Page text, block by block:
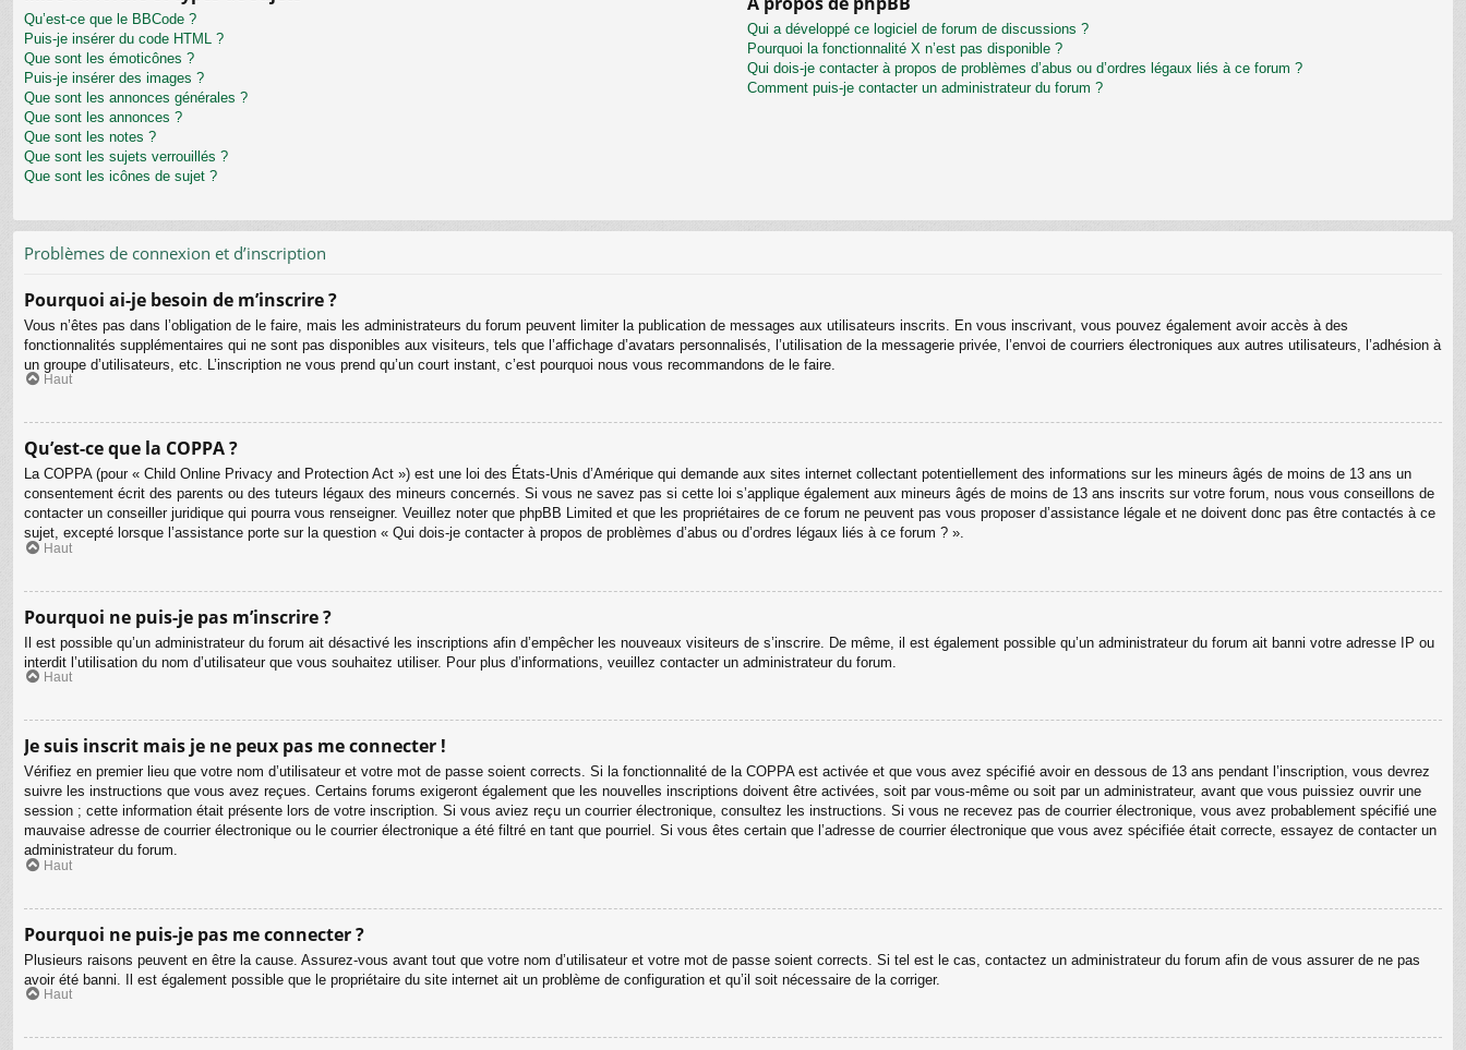
Qu’est-ce que le BBCode ?
Puis-je insérer du code HTML ?
Que sont les émoticônes ?
Puis-je insérer des images ?
Que sont les annonces générales ?
Que sont les annonces ?
Que sont les notes ?
Que sont les sujets verrouillés ?
Que sont les icônes de sujet ?
Qui a développé ce logiciel de forum de discussions ?
Pourquoi la fonctionnalité X n’est pas disponible ?
Qui dois-je contacter à propos de problèmes d’abus ou d’ordres légaux liés à ce forum ?
Comment puis-je contacter un administrateur du forum ?
Problèmes de connexion et d’inscription
Pourquoi ai-je besoin de m’inscrire ?
Vous n’êtes pas dans l’obligation de le faire, mais les administrateurs du forum peuvent limiter la publication de messages aux utilisateurs inscrits. En vous inscrivant, vous pouvez également avoir accès à des
fonctionnalités supplémentaires qui ne sont pas disponibles aux visiteurs, tels que l’affichage d’avatars personnalisés, l’utilisation de la messagerie privée, l’envoi de courriers électroniques aux autres utilisateurs, l’adhésion à
un groupe d’utilisateurs, etc. L’inscription ne vous prend qu’un court instant, c’est pourquoi nous vous recommandons de le faire.
Haut
Qu’est-ce que la COPPA ?
La COPPA (pour « Child Online Privacy and Protection Act ») est une loi des États-Unis d’Amérique qui demande aux sites internet collectant potentiellement des informations sur les mineurs âgés de moins de 13 ans un
consentement écrit des parents ou des tuteurs légaux des mineurs concernés. Si vous ne savez pas si cette loi s’applique également aux mineurs âgés de moins de 13 ans inscrits sur votre forum, nous vous conseillons de
contacter un conseiller juridique qui pourra vous renseigner. Veuillez noter que phpBB Limited et que les propriétaires de ce forum ne peuvent pas vous proposer d’assistance légale et ne doivent donc pas être contactés à ce
sujet, excepté lorsque l’assistance porte sur la question « Qui dois-je contacter à propos de problèmes d’abus ou d’ordres légaux liés à ce forum ? ».
Haut
Pourquoi ne puis-je pas m’inscrire ?
Il est possible qu’un administrateur du forum ait désactivé les inscriptions afin d’empêcher les nouveaux visiteurs de s’inscrire. De même, il est également possible qu’un administrateur du forum ait banni votre adresse IP ou
interdit l’utilisation du nom d’utilisateur que vous souhaitez utiliser. Pour plus d’informations, veuillez contacter un administrateur du forum.
Haut
Je suis inscrit mais je ne peux pas me connecter !
Vérifiez en premier lieu que votre nom d’utilisateur et votre mot de passe soient corrects. Si la fonctionnalité de la COPPA est activée et que vous avez spécifié avoir en dessous de 13 ans pendant l’inscription, vous devrez
suivre les instructions que vous avez reçues. Certains forums exigeront également que les nouvelles inscriptions doivent être activées, soit par vous-même ou soit par un administrateur, avant que vous puissiez ouvrir une
session ; cette information était présente lors de votre inscription. Si vous aviez reçu un courrier électronique, consultez les instructions. Si vous ne recevez pas de courrier électronique, vous avez probablement spécifié une
mauvaise adresse de courrier électronique ou le courrier électronique a été filtré en tant que pourriel. Si vous êtes certain que l’adresse de courrier électronique que vous avez spécifiée était correcte, essayez de contacter un
administrateur du forum.
Haut
Pourquoi ne puis-je pas me connecter ?
Plusieurs raisons peuvent en être la cause. Assurez-vous avant tout que votre nom d’utilisateur et votre mot de passe soient corrects. Si tel est le cas, contactez un administrateur du forum afin de vous assurer de ne pas
avoir été banni. Il est également possible que le propriétaire du site internet ait un problème de configuration et qu’il soit nécessaire de la corriger.
Haut